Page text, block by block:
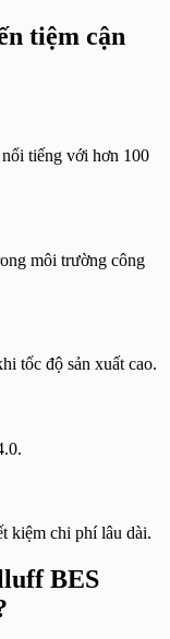
tiệm cận
tiếng với hơn 100
môi trường công
tốc độ sản xuất cao.
kiệm chi phí lâu dài.
BES